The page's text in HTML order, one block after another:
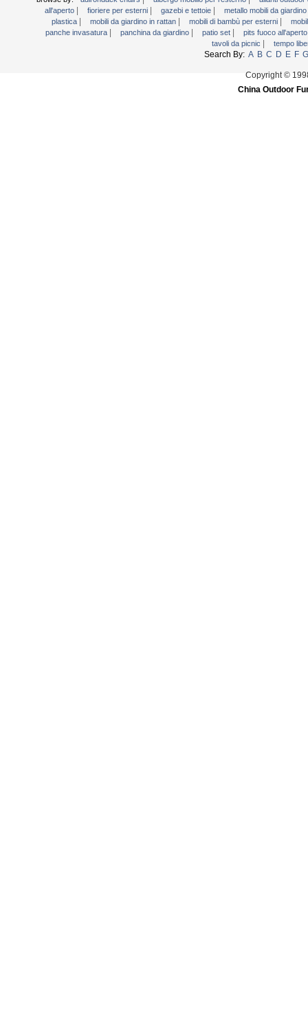
all'aperto
fioriere per esterni gazebi e tettoie
metallo mobili da giardino
plastica
mobili da giardino in rattan mobili di bambù per esterni
panche invasatura
panchina da giardino patio set
pits fuoco
tavoli da picnic
tempo
Search By: A B C D E F G
Copyright ©
China Outdoor